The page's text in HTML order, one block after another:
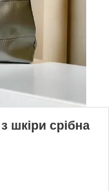
шкіри срібна